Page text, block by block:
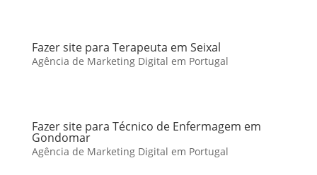
Fazer site para Terapeuta em Seixal
Agência de Marketing Digital em Portugal
Fazer site para Técnico de Enfermagem em
Gondomar
Agência de Marketing Digital em Portugal